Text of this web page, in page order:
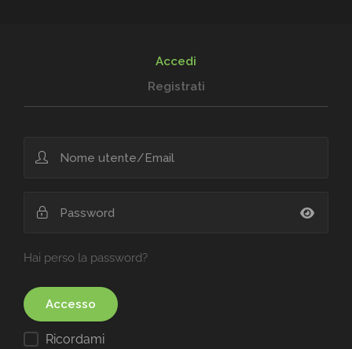
Accedi
Registrati
Hai perso la password?
Ricordami